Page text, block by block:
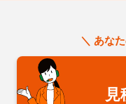
＼ あな